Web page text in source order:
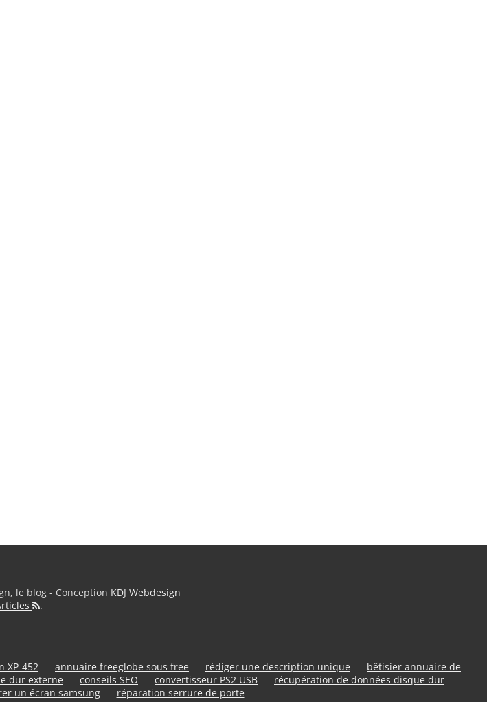
le blog - Conception KDJ Webdesign
.
XP-452 annuaire freeglobe sous free rédiger une description unique
bêtisier annuaire de
dur externe conseils SEO convertisseur PS2 USB
récupération de données disque dur
un écran samsung réparation serrure de porte